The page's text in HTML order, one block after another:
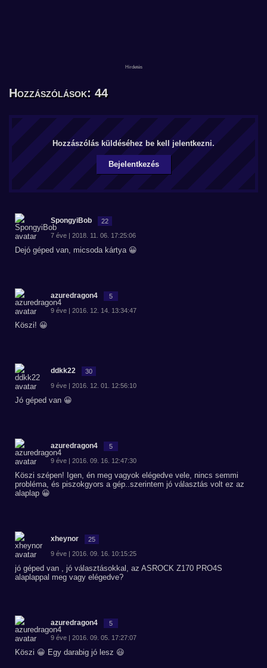
Hozzászólások: 44
Hozzászólás küldéséhez be kell jelentkezni.
Bejelentkezés
SpongyiBob 22
7 éve | 2018. 11. 06. 17:25:06
Dejó géped van, micsoda kártya 😀
azuredragon4 5
9 éve | 2016. 12. 14. 13:34:47
Köszi! 😀
ddkk22 30
9 éve | 2016. 12. 01. 12:56:10
Jó géped van 😀
azuredragon4 5
9 éve | 2016. 09. 16. 12:47:30
Köszi szépen! Igen, én meg vagyok elégedve vele, nincs semmi
probléma, és piszokgyors a gép..szerintem jó választás volt ez az
alaplap 😀
xheynor 25
9 éve | 2016. 09. 16. 10:15:25
jó géped van , jó választásokkal, az ASROCK Z170 PRO4S
alaplappal meg vagy elégedve?
azuredragon4 5
9 éve | 2016. 09. 05. 17:27:07
Köszi 😀 Egy darabig jó lesz 😃